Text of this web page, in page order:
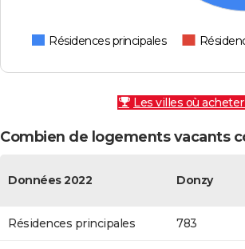
Résidences principales
Les villes où
Combien de logements vacants
Données 2022 Donzy
Résidences principales 783